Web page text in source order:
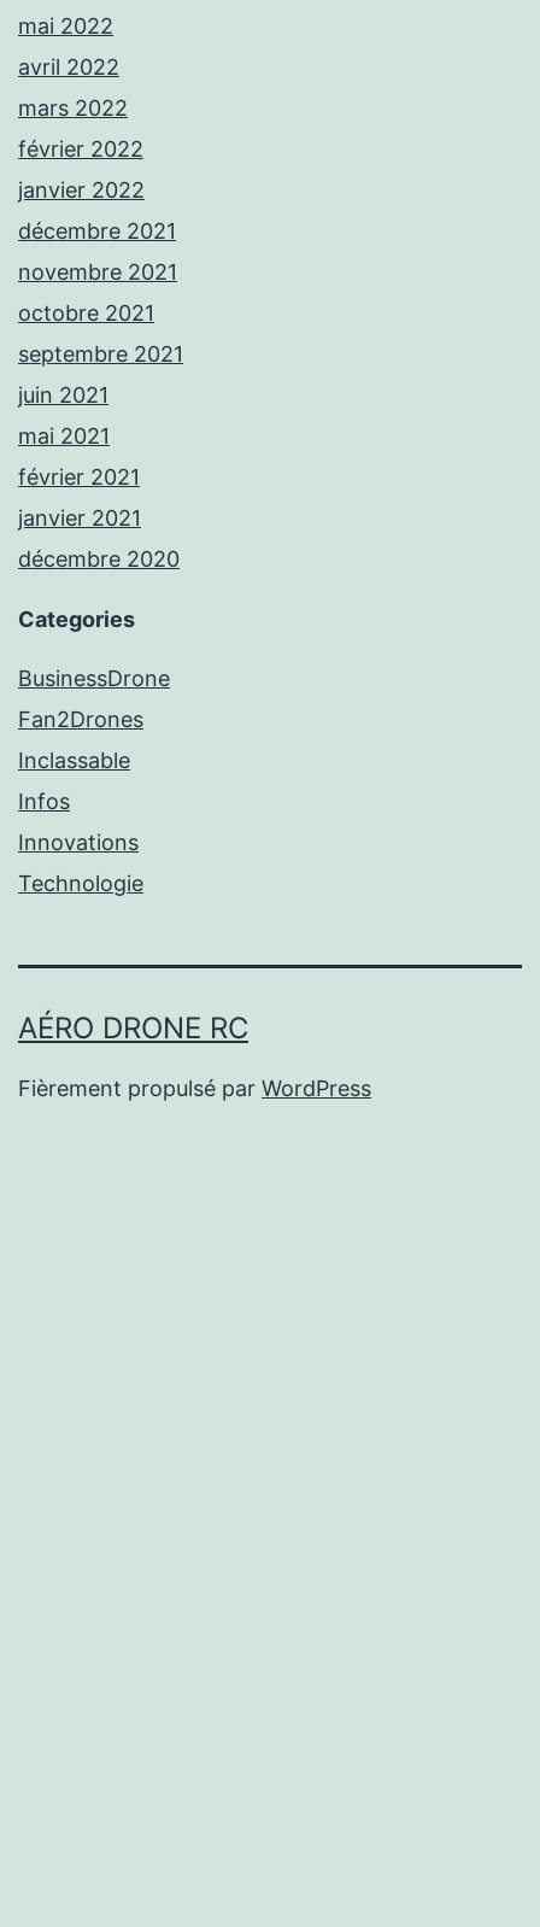
mai 2022
avril 2022
mars 2022
février 2022
janvier 2022
décembre 2021
novembre 2021
octobre 2021
septembre 2021
juin 2021
mai 2021
février 2021
janvier 2021
décembre 2020
Categories
BusinessDrone
Fan2Drones
Inclassable
Infos
Innovations
Technologie
AÉRO DRONE RC
Fièrement propulsé par WordPress